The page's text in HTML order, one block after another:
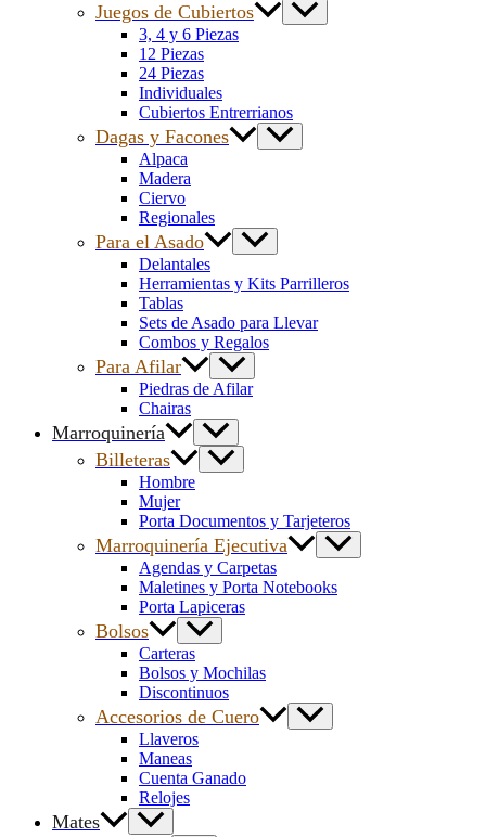
Juegos de Cubiertos
3, 4 y 6 Piezas
12 Piezas
24 Piezas
Individuales
Cubiertos Entrerrianos
Dagas y Facones
Alpaca
Madera
Ciervo
Regionales
Para el Asado
Delantales
Herramientas y Kits Parrilleros
Tablas
Sets de Asado para Llevar
Combos y Regalos
Para Afilar
Piedras de Afilar
Chairas
Marroquinería
Billeteras
Hombre
Mujer
Porta Documentos y Tarjeteros
Marroquinería Ejecutiva
Agendas y Carpetas
Maletines y Porta Notebooks
Porta Lapiceras
Bolsos
Carteras
Bolsos y Mochilas
Discontinuos
Accesorios de Cuero
Llaveros
Maneas
Cuenta Ganado
Relojes
Mates